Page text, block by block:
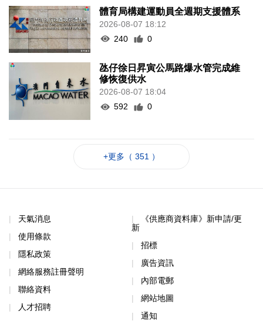
體育局構建運動員全週期支援體系
2026-08-07 18:12
240
0
氹仔徐日昇寅公馬路爆水管完成維
修恢復供水
2026-08-07 18:04
592
0
+更多（ 351 ）
天氣消息
使用條款
隱私政策
網絡服務註冊聲明
聯絡資料
人才招聘
《供應商資料庫》新申請/更
新
招標
廣告資訊
內部電郵
網站地圖
通知